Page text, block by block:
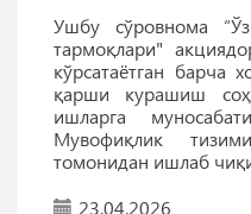
Ушбу сўровнома
тармоқлари"
кўрсатаётган барча
қарши курашиш
ишларга
Мувофиқлик
томонидан ишлаб
23.04.2026